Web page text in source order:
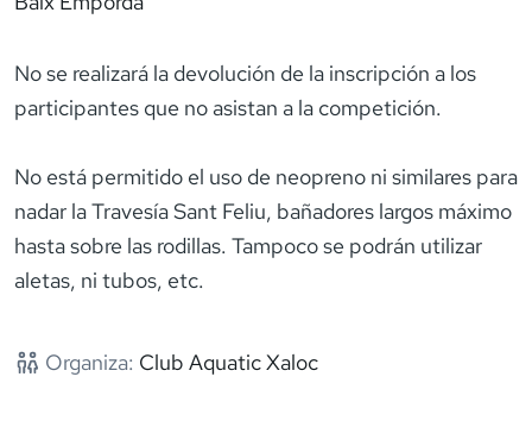
No se realizará la devolución de la inscripción a los
participantes que no asistan a la competición.
No está permitido el uso de neopreno ni similares para
nadar la Travesía Sant Feliu, bañadores largos máximo
hasta sobre las rodillas. Tampoco se podrán utilizar
aletas, ni tubos, etc.
Organiza: Club Aquatic Xaloc